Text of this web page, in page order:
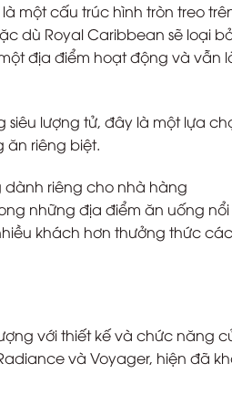
một cấu trúc hình tròn treo
dù Royal Caribbean sẽ loại
địa điểm hoạt động và vẫn
lượng tử, đây là một lựa
ăn riêng biệt.
dành riêng cho nhà hàng
những địa điểm ăn uống
khách hơn thưởng thức
với thiết kế và chức năng
và Voyager, hiện đã